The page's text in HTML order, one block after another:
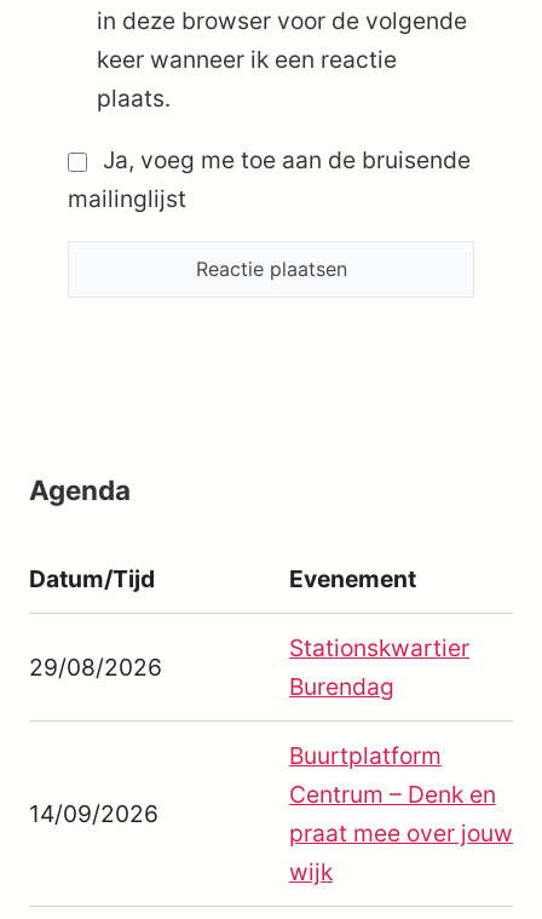
in deze browser voor de volgende
keer wanneer ik een reactie
plaats.
Ja, voeg me toe aan de bruisende
mailinglijst
Agenda
Datum/Tijd Evenement
29/08/2026
Stationskwartier
Burendag
14/09/2026
Buurtplatform
Centrum – Denk en
praat mee over jouw
wijk